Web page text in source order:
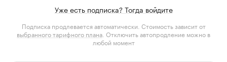
Уже есть подписка? Тогда войдите
Подписка продлевается автоматически. Стоимость зависит от
выбранного тарифного плана . Отключить автопродление можно в
любой момент